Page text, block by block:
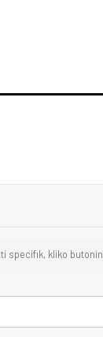
specifik, kliko butonin